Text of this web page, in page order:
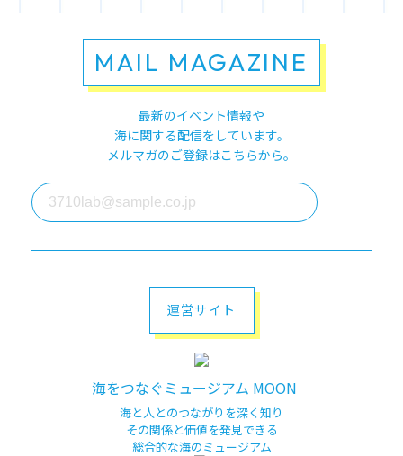
MAIL MAGAZINE
最新のイベント情報や
海に関する配信をしています。
メルマガのご登録はこちらから。
運営サイト
海をつなぐミュージアム MOON
海と人とのつながりを深く知り
その関係と価値を発見できる
総合的な海のミュージアム